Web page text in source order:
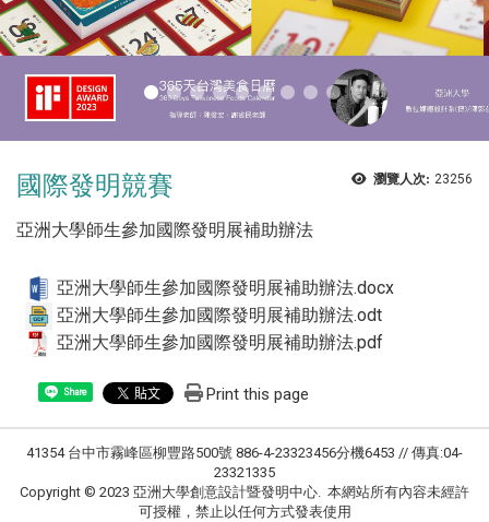
瀏覽人次: 23256
國際發明競賽
亞洲大學師生參加國際發明展補助辦法
亞洲大學師生參加國際發明展補助辦法.docx
亞洲大學師生參加國際發明展補助辦法.odt
亞洲大學師生參加國際發明展補助辦法.pdf
Share Print this page
41354 台中市霧峰區柳豐路500號 886-4-23323456分機6453 // 傳真:04-
23321335
Copyright © 2023 亞洲大學創意設計暨發明中心. 本網站所有內容未經許
可授權，禁止以任何方式發表使用